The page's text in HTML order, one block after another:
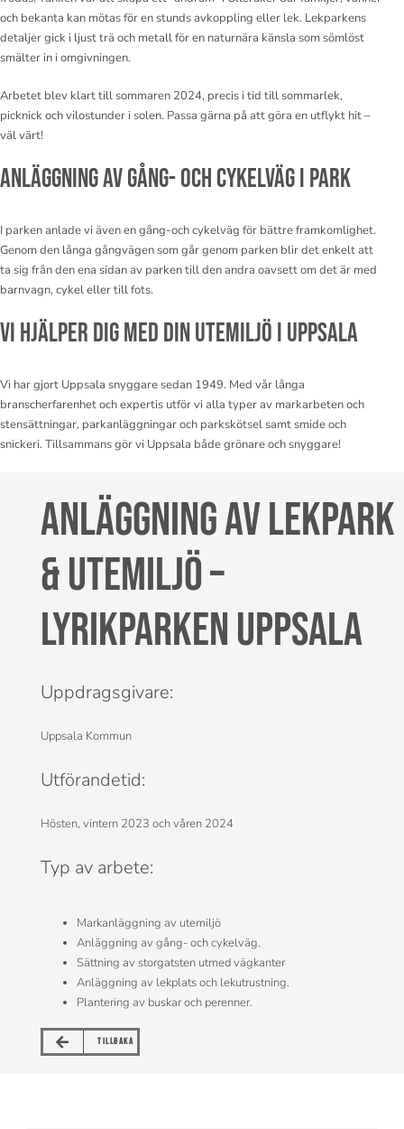
och bekanta kan mötas för en stunds avkoppling eller lek. Lekparkens
detaljer gick i ljust trä och metall för en naturnära känsla som sömlöst
smälter in i omgivningen.
Arbetet blev klart till sommaren 2024, precis i tid till sommarlek,
picknick och vilostunder i solen. Passa gärna på att göra en utflykt hit –
väl värt!
Anläggning av gång- och cykelväg i park
I parken anlade vi även en gång-och cykelväg för bättre framkomlighet.
Genom den långa gångvägen som går genom parken blir det enkelt att
ta sig från den ena sidan av parken till den andra oavsett om det är med
barnvagn, cykel eller till fots.
Vi hjälper dig med din utemiljö i Uppsala
Vi har gjort Uppsala snyggare sedan 1949. Med vår långa
branscherfarenhet och expertis utför vi alla typer av markarbeten och
stensättningar, parkanläggningar och parkskötsel samt smide och
snickeri. Tillsammans gör vi Uppsala både grönare och snyggare!
Anläggning av lekpark
& utemiljö –
Lyrikparken Uppsala
Uppdragsgivare:
Uppsala Kommun
Utförandetid:
Hösten, vintern 2023 och våren 2024
Typ av arbete:
Markanläggning av utemiljö
Anläggning av gång- och cykelväg.
Sättning av storgatsten utmed vägkanter
Anläggning av lekplats och lekutrustning.
Plantering av buskar och perenner.
TILLBAKA